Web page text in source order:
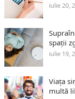
iulie 20,
spații
iulie 19,
Viața
multă